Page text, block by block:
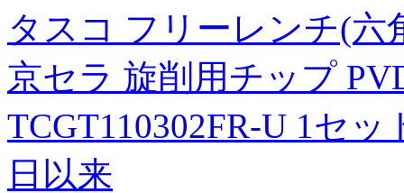
タスコ フリーレンチ(六
京セラ 旋削用チップ
TCGT110302FR-U 1セ
日以来